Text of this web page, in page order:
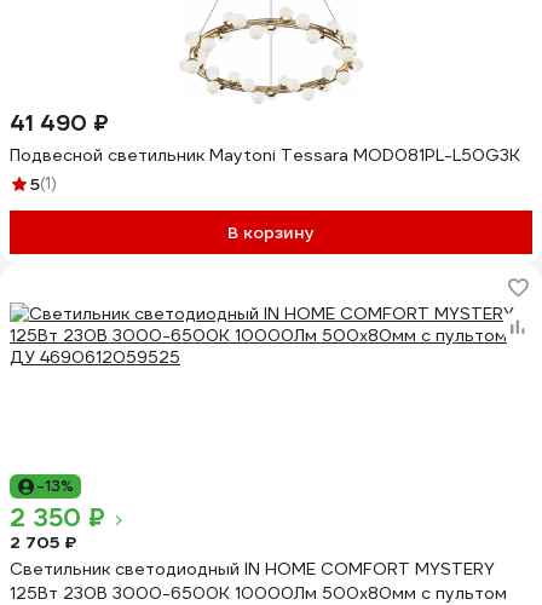
41 490 ₽
Подвесной светильник Maytoni Tessara MOD081PL-L50G3K
5(1)
В корзину
-13%
2 350 ₽
2 705 ₽
Светильник светодиодный IN HOME COMFORT MYSTERY
125Вт 230В 3000-6500K 10000Лм 500x80мм с пультом